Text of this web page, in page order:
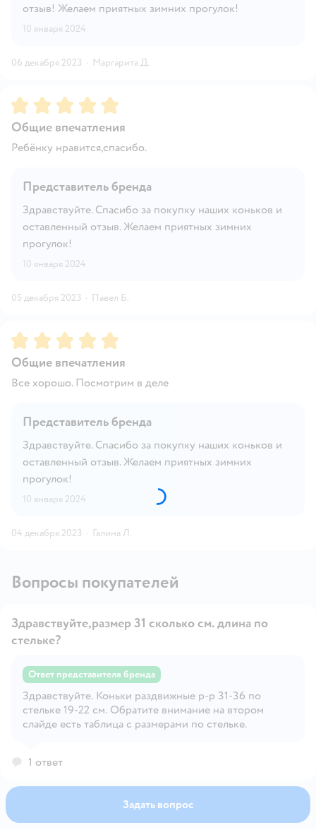
отзыв! Желаем приятных зимних прогулок!
10 января 2024
06 декабря 2023 · Маргарита Д.
Рейтинг:5
Общие впечатления
Ребёнку нравится,спасибо.
Представитель бренда
Здравствуйте. Спасибо за покупку наших коньков и
оставленный отзыв. Желаем приятных зимних
прогулок!
10 января 2024
05 декабря 2023 · Павел Б.
Рейтинг:5
Общие впечатления
Все хорошо. Посмотрим в деле
Представитель бренда
Здравствуйте. Спасибо за покупку наших коньков и
оставленный отзыв. Желаем приятных зимних
прогулок!
10 января 2024
04 декабря 2023 · Галина Л.
Вопросы покупателей
Открыть вопрос
Здравствуйте,размер 31 сколько см. длина по
стельке?
Ответ представителя бренда
Здравствуйте. Коньки раздвижные р-р 31-36 по
стельке 19-22 см. Обратите внимание на втором
слайде есть таблица с размерами по стельке.
1 ответ
Задать вопрос